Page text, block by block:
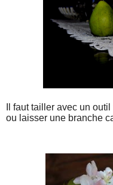
Il faut tailler avec un
ou laisser une branche